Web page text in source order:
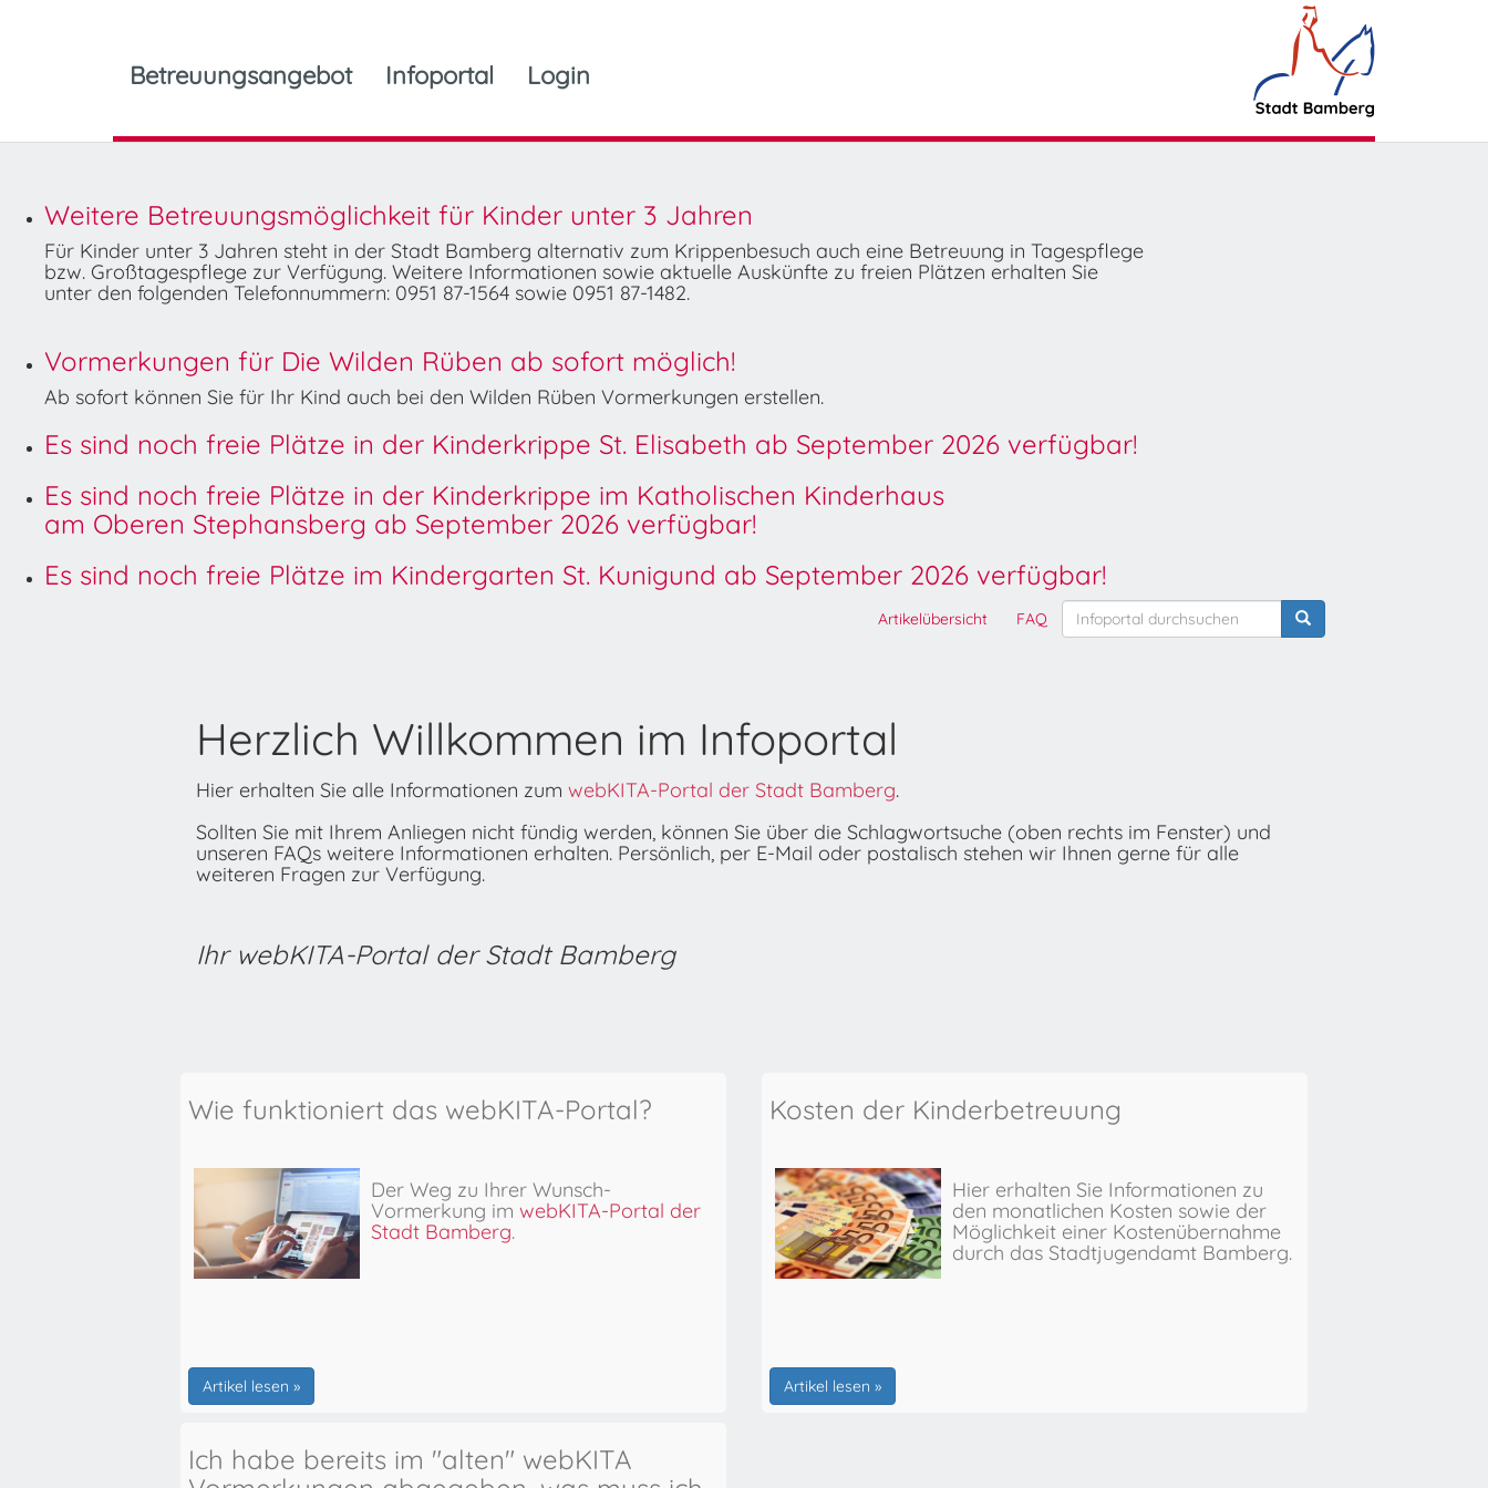
Betreuungsangebot Infoportal Login
Weitere Betreuungsmöglichkeit für Kinder unter 3 Jahren
Für Kinder unter 3 Jahren steht in der Stadt Bamberg alternativ zum Krippenbesuch auch eine Betreuung in Tagespflege
bzw. Großtagespflege zur Verfügung. Weitere Informationen sowie aktuelle Auskünfte zu freien Plätzen erhalten Sie
unter den folgenden Telefonnummern: 0951 87-1564 sowie 0951 87-1482.
Vormerkungen für Die Wilden Rüben ab sofort möglich!
Ab sofort können Sie für Ihr Kind auch bei den Wilden Rüben Vormerkungen erstellen.
Es sind noch freie Plätze in der Kinderkrippe St. Elisabeth ab September 2026 verfügbar!
Es sind noch freie Plätze in der Kinderkrippe im Katholischen Kinderhaus
am Oberen Stephansberg ab September 2026 verfügbar!
Es sind noch freie Plätze im Kindergarten St. Kunigund ab September 2026 verfügbar!
FAQ
Artikelübersicht
Herzlich Willkommen im Infoportal
Hier erhalten Sie alle Informationen zum webKITA-Portal der Stadt Bamberg.
Sollten Sie mit Ihrem Anliegen nicht fündig werden, können Sie über die Schlagwortsuche (oben rechts im Fenster) und
unseren FAQs weitere Informationen erhalten. Persönlich, per E-Mail oder postalisch stehen wir Ihnen gerne für alle
weiteren Fragen zur Verfügung.
Ihr webKITA-Portal der Stadt Bamberg
Wie funktioniert das webKITA-Portal?
Der Weg zu Ihrer Wunsch-
Vormerkung im webKITA-Portal der
Stadt Bamberg.
Artikel lesen »
Kosten der Kinderbetreuung
Hier erhalten Sie Informationen zu
den monatlichen Kosten sowie der
Möglichkeit einer Kostenübernahme
durch das Stadtjugendamt Bamberg.
Artikel lesen »
Ich habe bereits im "alten" webKITA